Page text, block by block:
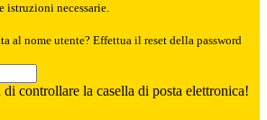
necessarie.
al nome utente? Effettua il reset della password
controllare la casella di posta elettronica!